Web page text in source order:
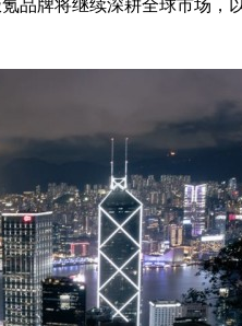
品牌将继续深耕全球市场，